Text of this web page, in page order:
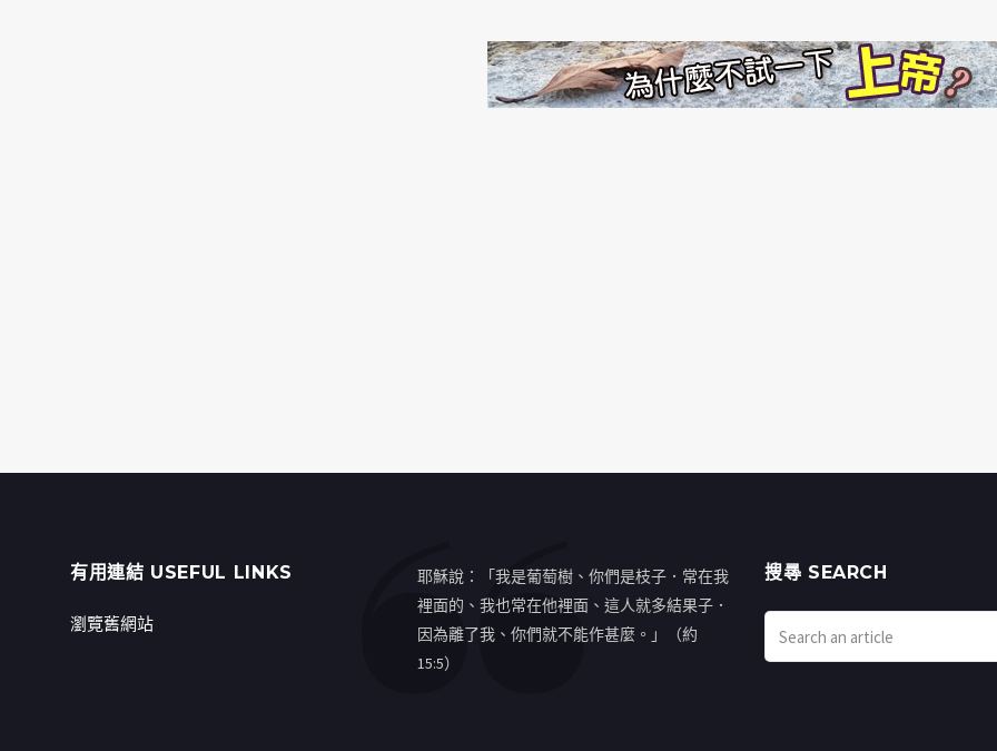
有用連結 USEFUL LINKS
瀏覽舊網站
耶穌說：「我是葡萄樹、你們是枝子．常在我
裡面的、我也常在他裡面、這人就多結果子．
因為離了我、你們就不能作甚麼。」（約
15:5）
搜㝷 SEARCH